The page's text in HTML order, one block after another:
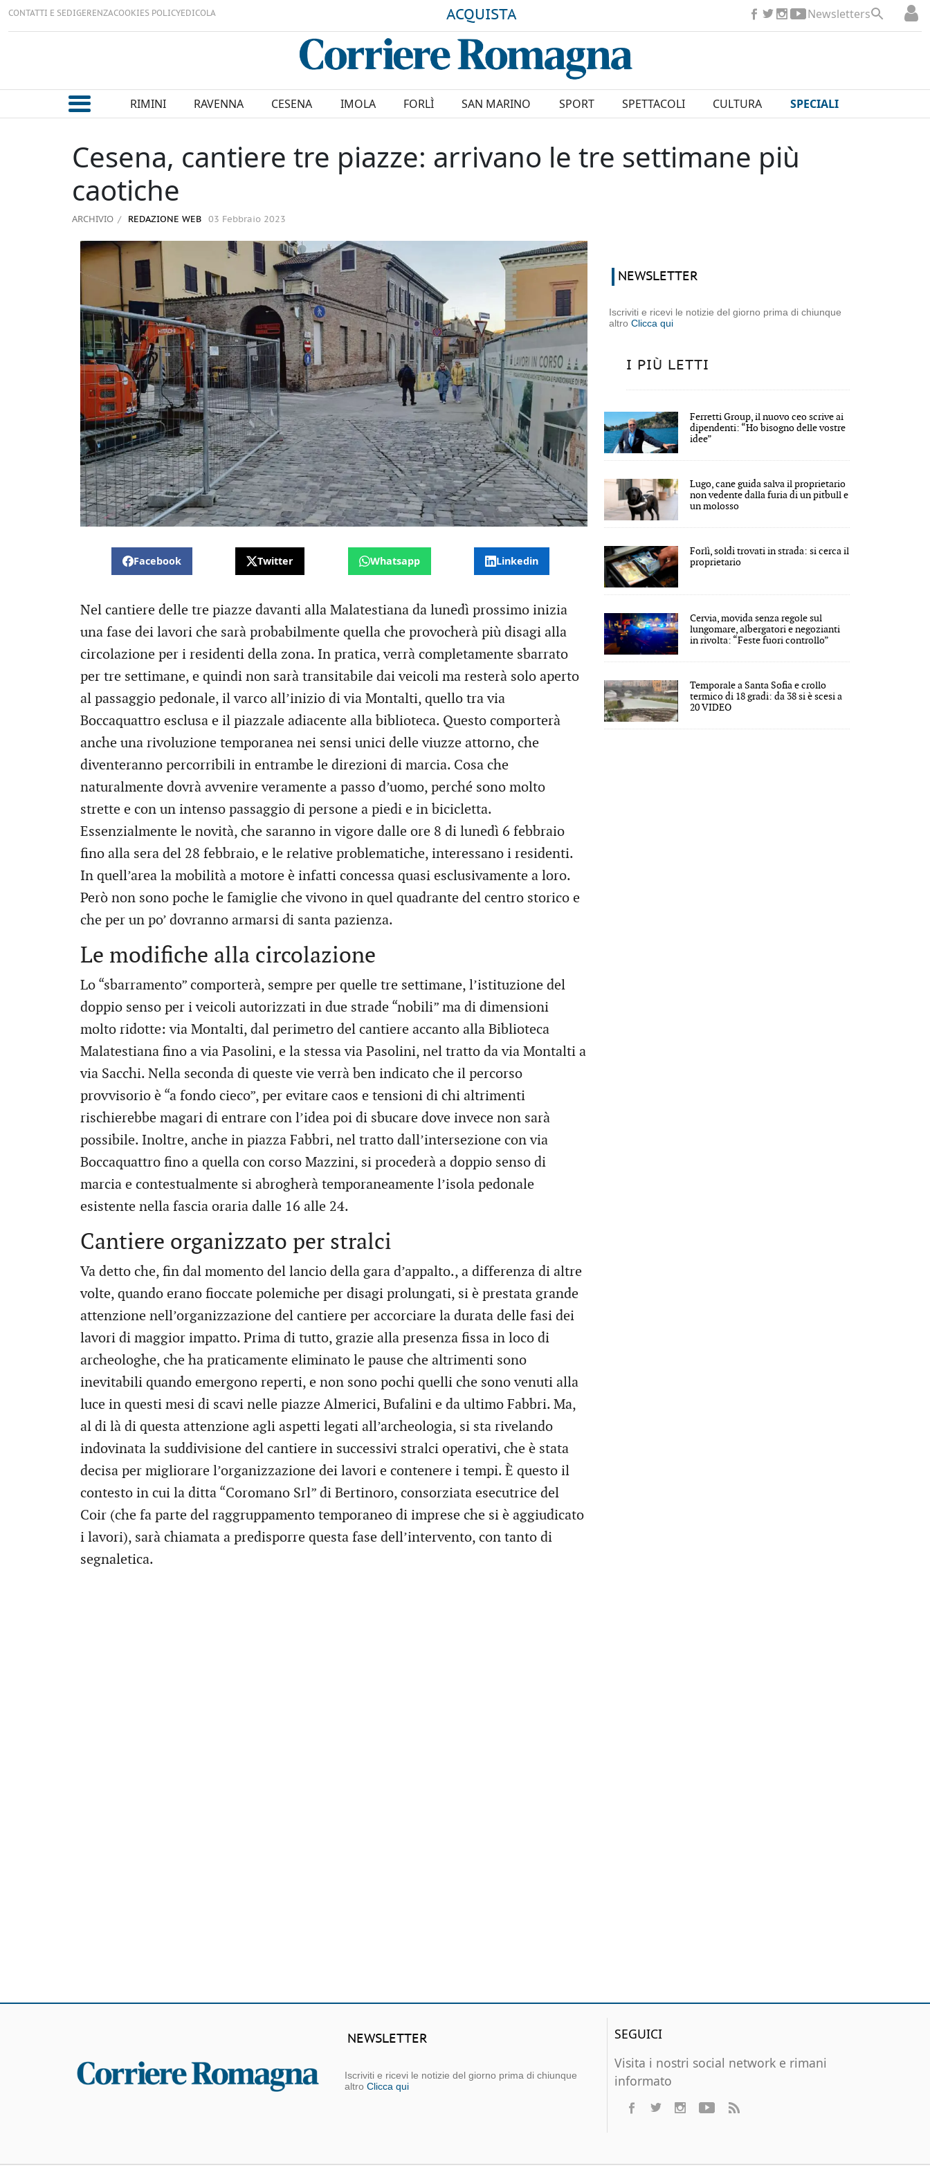
CONTATTI E SEDIGERENZACOOKIES POLICYEDICOLA ACQUISTA Newsletters
RIMINI RAVENNA CESENA IMOLA FORLÌ SAN MARINO SPORT SPETTACOLI CULTURA SPECIALI
Cesena, cantiere tre piazze: arrivano le tre settimane più
caotiche
ARCHIVIO REDAZIONE WEB 03 Febbraio 2023
Facebook Twitter Whatsapp Linkedin
Nel cantiere delle tre piazze davanti alla Malatestiana da lunedì prossimo inizia
una fase dei lavori che sarà probabilmente quella che provocherà più disagi alla
circolazione per i residenti della zona. In pratica, verrà completamente sbarrato
per tre settimane, e quindi non sarà transitabile dai veicoli ma resterà solo aperto
al passaggio pedonale, il varco all’inizio di via Montalti, quello tra via
Boccaquattro esclusa e il piazzale adiacente alla biblioteca. Questo comporterà
anche una rivoluzione temporanea nei sensi unici delle viuzze attorno, che
diventeranno percorribili in entrambe le direzioni di marcia. Cosa che
naturalmente dovrà avvenire veramente a passo d’uomo, perché sono molto
strette e con un intenso passaggio di persone a piedi e in bicicletta.
Essenzialmente le novità, che saranno in vigore dalle ore 8 di lunedì 6 febbraio
fino alla sera del 28 febbraio, e le relative problematiche, interessano i residenti.
In quell’area la mobilità a motore è infatti concessa quasi esclusivamente a loro.
Però non sono poche le famiglie che vivono in quel quadrante del centro storico e
che per un po’ dovranno armarsi di santa pazienza.
Le modifiche alla circolazione
Lo “sbarramento” comporterà, sempre per quelle tre settimane, l’istituzione del
doppio senso per i veicoli autorizzati in due strade “nobili” ma di dimensioni
molto ridotte: via Montalti, dal perimetro del cantiere accanto alla Biblioteca
Malatestiana fino a via Pasolini, e la stessa via Pasolini, nel tratto da via Montalti a
via Sacchi. Nella seconda di queste vie verrà ben indicato che il percorso
provvisorio è “a fondo cieco”, per evitare caos e tensioni di chi altrimenti
rischierebbe magari di entrare con l’idea poi di sbucare dove invece non sarà
possibile. Inoltre, anche in piazza Fabbri, nel tratto dall’intersezione con via
Boccaquattro fino a quella con corso Mazzini, si procederà a doppio senso di
marcia e contestualmente si abrogherà temporaneamente l’isola pedonale
esistente nella fascia oraria dalle 16 alle 24.
Cantiere organizzato per stralci
Va detto che, fin dal momento del lancio della gara d’appalto., a differenza di altre
volte, quando erano fioccate polemiche per disagi prolungati, si è prestata grande
attenzione nell’organizzazione del cantiere per accorciare la durata delle fasi dei
lavori di maggior impatto. Prima di tutto, grazie alla presenza fissa in loco di
archeologhe, che ha praticamente eliminato le pause che altrimenti sono
inevitabili quando emergono reperti, e non sono pochi quelli che sono venuti alla
luce in questi mesi di scavi nelle piazze Almerici, Bufalini e da ultimo Fabbri. Ma,
al di là di questa attenzione agli aspetti legati all’archeologia, si sta rivelando
indovinata la suddivisione del cantiere in successivi stralci operativi, che è stata
decisa per migliorare l’organizzazione dei lavori e contenere i tempi. È questo il
contesto in cui la ditta “Coromano Srl” di Bertinoro, consorziata esecutrice del
Coir (che fa parte del raggruppamento temporaneo di imprese che si è aggiudicato
i lavori), sarà chiamata a predisporre questa fase dell’intervento, con tanto di
segnaletica.
NEWSLETTER
Iscriviti e ricevi le notizie del giorno prima di chiunque
altroClicca qui
I PIÙ LETTI
Ferretti Group, il nuovo ceo scrive ai
dipendenti: “Ho bisogno delle vostre
idee”
Lugo, cane guida salva il proprietario
non vedente dalla furia di un pitbull e
un molosso
Forlì, soldi trovati in strada: si cerca il
proprietario
Cervia, movida senza regole sul
lungomare, albergatori e negozianti
in rivolta: “Feste fuori controllo”
Temporale a Santa Sofia e crollo
termico di 18 gradi: da 38 si è scesi a
20 VIDEO
NEWSLETTER
Iscriviti e ricevi le notizie del giorno prima di chiunque
altro Clicca qui
SEGUICI
Visita i nostri social network e rimani
informato